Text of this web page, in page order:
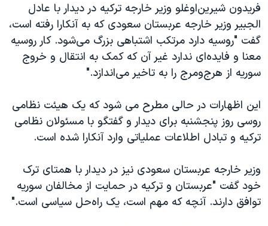
صفحه‌های ویژه
سفر پرزیدنت ترامپ به چین
فریدون شیرین‌اوغلو وزیر خارجه ترکیه در دیدار با عادل
الجبیر وزیر خارجه عربستان سعودی که به آنکارا رفته است،
گفت "روسیه دارد مرتکب اشتباهی بزرگ می‌شود. کار روسیه
معنا و فایده‌ای ندارد غیر آن که کمک به انتقال و خروج
سوریه از هرج‌ومرج را به تاخیر می‌اندازد."
این اظهارات در حالی مطرح می شود که یک هیئت نظامی
روسی روز پنجشنبه برای دیدار و گفتگو با مسئولان نظامی
ترکیه و تبادل اطلاعات عملیاتی وارد آنکارا شده است.
وزیر خارجه عربستان سعودی نیز در دیدار با همتای ترک
خود گفت "عربستان و ترکیه در حمایت از مخالفان سوریه
توافق دارند. آنچه که مهم است، یک راه‌حل سیاسی است."